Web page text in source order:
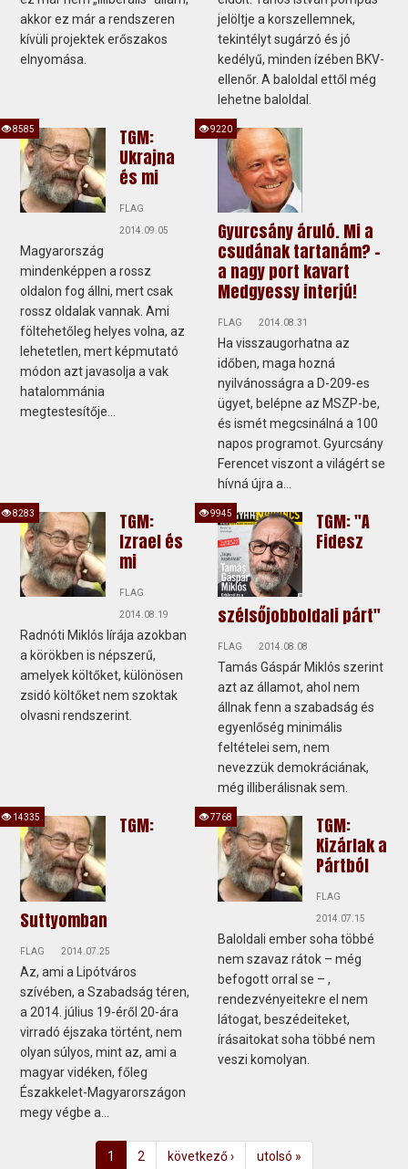
akkor ez már a rendszeren
kívüli projektek erőszakos
elnyomása.
jelöltje a korszellemnek,
tekintélyt sugárzó és jó
kedélyű, minden ízében BKV-
ellenőr. A baloldal ettől még
lehetne baloldal.
TGM:
Ukrajna
és mi
FLAG
2014.09.05
Magyarország
mindenképpen a rossz
oldalon fog állni, mert csak
rossz oldalak vannak. Ami
föltehetőleg helyes volna, az
lehetetlen, mert képmutató
módon azt javasolja a vak
hatalommánia
megtestesítője...
8585
Gyurcsány áruló. Mi a
csudának tartanám? -
a nagy port kavart
Medgyessy interjú!
FLAG 2014.08.31
Ha visszaugorhatna az
időben, maga hozná
nyilvánosságra a D-209-es
ügyet, belépne az MSZP-be,
és ismét megcsinálná a 100
napos programot. Gyurcsány
Ferencet viszont a világért se
hívná újra a...
9220
TGM:
Izrael és
mi
FLAG
2014.08.19
Radnóti Miklós lírája azokban
a körökben is népszerű,
amelyek költőket, különösen
zsidó költőket nem szoktak
olvasni rendszerint.
8283
TGM: "A
Fidesz
szélsőjobboldali párt"
FLAG 2014.08.08
Tamás Gáspár Miklós szerint
azt az államot, ahol nem
állnak fenn a szabadság és
egyenlőség minimális
feltételei sem, nem
nevezzük demokráciának,
még illiberálisnak sem.
9945
TGM:
Suttyomban
FLAG 2014.07.25
Az, ami a Lipótváros
szívében, a Szabadság téren,
a 2014. július 19-éről 20-ára
virradó éjszaka történt, nem
olyan súlyos, mint az, ami a
magyar vidéken, főleg
Északkelet-Magyarországon
megy végbe a...
14335
TGM:
Kizárlak a
Pártból
FLAG
2014.07.15
Baloldali ember soha többé
nem szavaz rátok – még
befogott orral se – ,
rendezvényeitekre el nem
látogat, beszédeiteket,
írásaitokat soha többé nem
veszi komolyan.
7768
1 2 következő › utolsó »